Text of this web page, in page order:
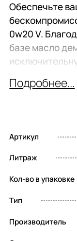
Обеспечьте
0w20 V.
базе масло
дольше
интервал без
Что
XTEC?
Подробнее...
Артикул
Литраж
Кол-во в упаковке
Тип
Производитель